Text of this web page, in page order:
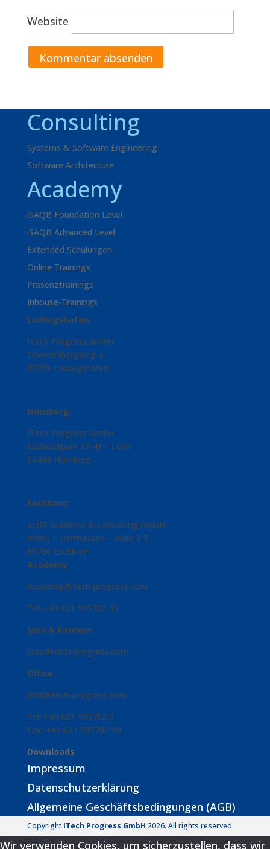
Website
Consulting
Systems & Software Engineering
Software Architecture
Academy
iSAQB Foundation Level
iSAQB Advanced Level
Extended Schulungen
Online Trainings
Präsenztrainings
Inhouse-Trainings
Ludwigshafen:
ITech Progress GmbH
Donnersbergweg 4
67059 Ludwigshafen
Nürnberg:
ITech Progress GmbH
Südwestpark 37-41 / 1.OG
90449 Nürnberg
Eschborn:
actIT academy & consulting GmbH
Alfred – Herrhausen – Allee 3-5,
65760 Eschborn
Academy
Academy@itech-progress.com
Tel: +49 621 595702 41
Jobs & Karriere
jobs@itech-progress.com
Office
info@itech-progress.com
Tel: +49 621 595702 0
Fax: +49 621 595702 99
Downloads
Impressum
Datenschutzerklärung
Allgemeine Geschäftsbedingungen (AGB)
Copyright ITech Progress GmbH 2026. All rights reserved
Wir verwenden Cookies, um sicherzustellen, dass wir